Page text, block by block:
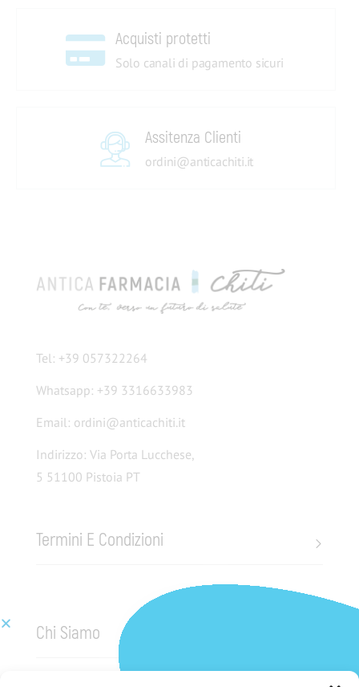
Acquisti protetti
Solo canali di pagamento sicuri
Assitenza Clienti
ordini@anticachiti.it
Tel: +39 057322264
Whatsapp: +39 3316633983
Email: ordini@anticachiti.it
Indirizzo: Via Porta Lucchese,
5 51100 Pistoia PT
Termini E Condizioni
Chi Siamo